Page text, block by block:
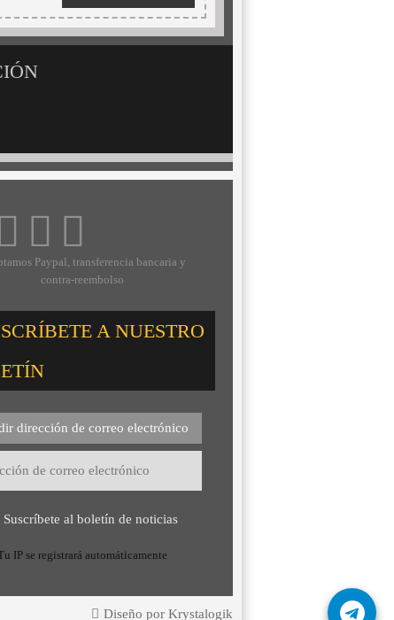
Paypal, transferencia bancaria y
contra-reembolso
A NUESTRO
dirección de correo electrónico
Suscríbete al boletín de noticias
IP se registrará automáticamente
Diseño por Krystalogik